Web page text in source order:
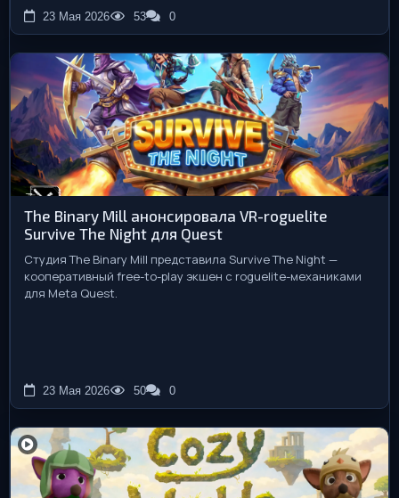
23 Мая 2026 53 0
The Binary Mill анонсировала VR-roguelite
Survive The Night для Quest
Студия The Binary Mill представила Survive The Night —
кооперативный free-to-play экшен с roguelite-механиками
для Meta Quest.
23 Мая 2026 50 0